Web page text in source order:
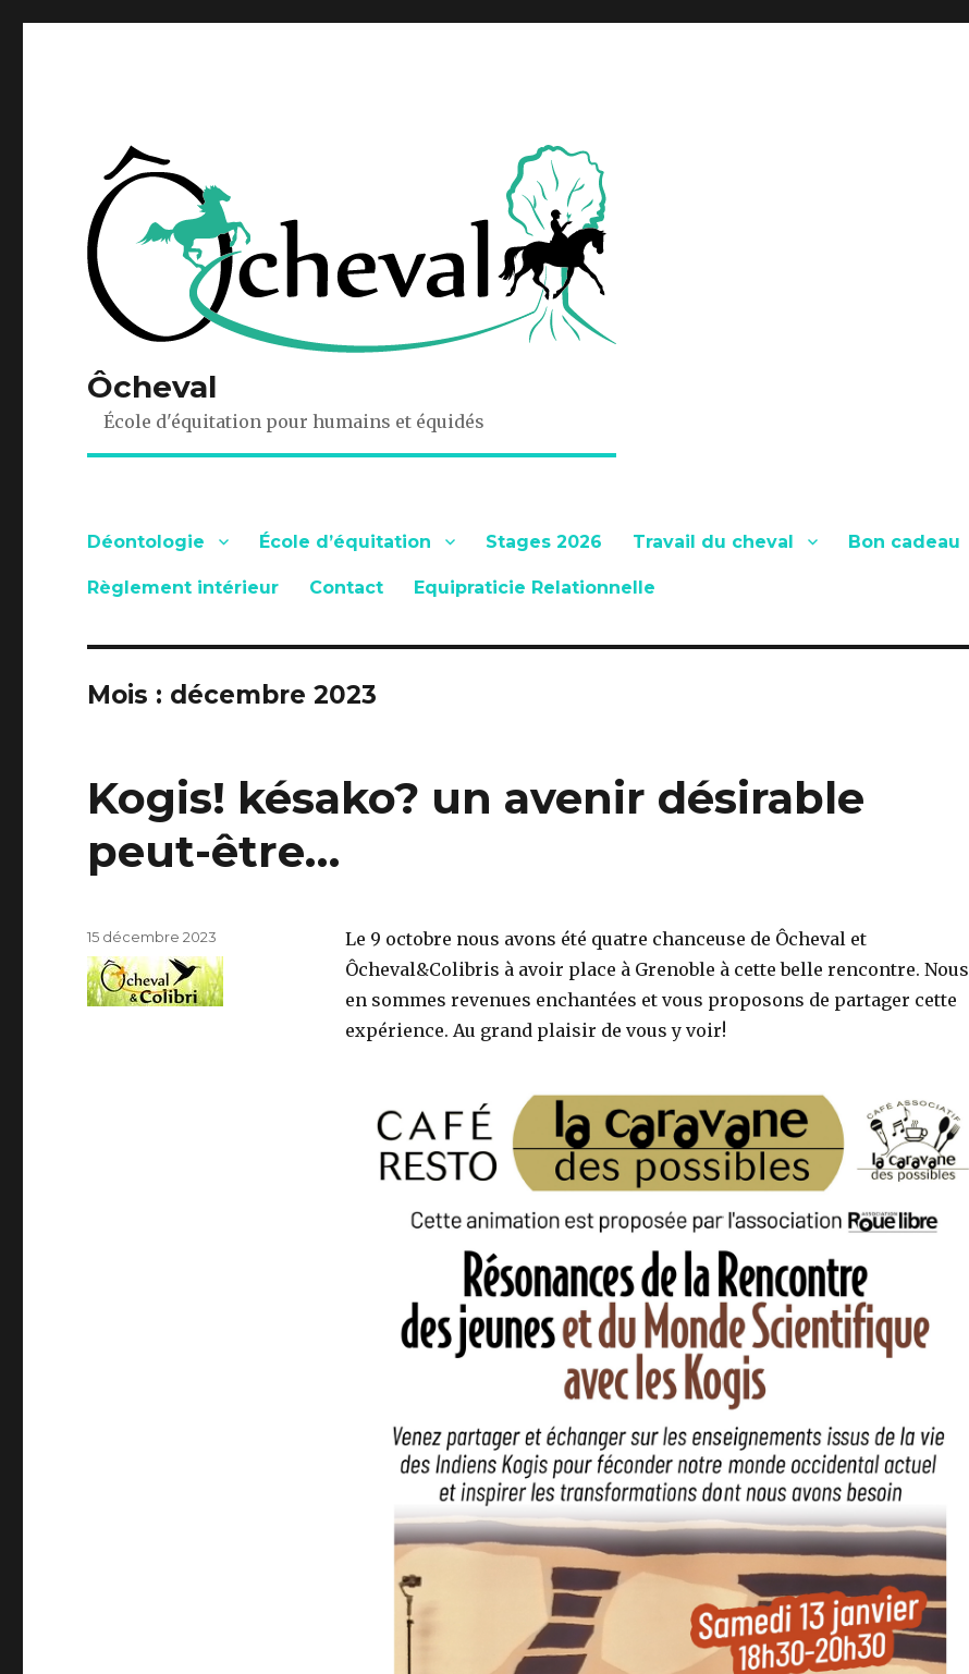
Ôcheval
École d'équitation pour humains et équidés
Déontologie École d’équitation Stages 2026 Travail du cheval Bon cadeau
Règlement intérieur Contact Equipraticie Relationnelle
Mois : décembre 2023
Kogis! késako? un avenir désirable
peut-être…
Le 9 octobre nous avons été quatre chanceuse de Ôcheval et
Ôcheval&Colibris à avoir place à Grenoble à cette belle rencontre. Nous
en sommes revenues enchantées et vous proposons de partager cette
expérience. Au grand plaisir de vous y voir!
Publié
le
15 décembre 2023